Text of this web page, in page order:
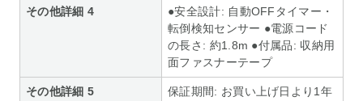
その他詳細 4
●安全設計: 自動OFFタイマー・
転倒検知センサー ●電源コード
の長さ: 約1.8m ●付属品: 収納用
面ファスナーテープ
その他詳細 5
保証期間: お買い上げ日より1年